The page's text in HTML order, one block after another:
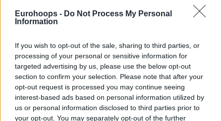
Eurohoops - Do Not Process My Personal
Information
If you wish to opt-out of the sale, sharing to third parties, or
processing of your personal or sensitive information for
targeted advertising by us, please use the below opt-out
section to confirm your selection. Please note that after your
opt-out request is processed you may continue seeing
interest-based ads based on personal information utilized by
us or personal information disclosed to third parties prior to
your opt-out. You may separately opt-out of the further